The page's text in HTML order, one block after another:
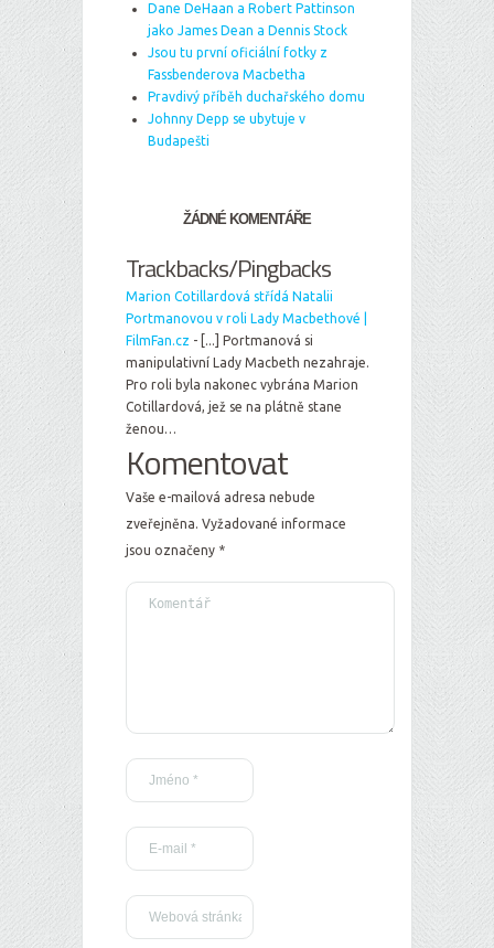
Dane DeHaan a Robert Pattinson
jako James Dean a Dennis Stock
Jsou tu první oficiální fotky z
Fassbenderova Macbetha
Pravdivý příběh duchařského domu
Johnny Depp se ubytuje v
Budapešti
ŽÁDNÉ KOMENTÁŘE
Trackbacks/Pingbacks
Marion Cotillardová střídá Natalii
Portmanovou v roli Lady Macbethové |
FilmFan.cz - [...] Portmanová si
manipulativní Lady Macbeth nezahraje.
Pro roli byla nakonec vybrána Marion
Cotillardová, jež se na plátně stane
ženou…
Komentovat
Vaše e-mailová adresa nebude
zveřejněna. Vyžadované informace
jsou označeny *